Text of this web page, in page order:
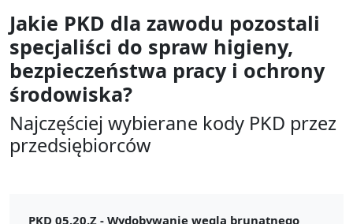
Jakie PKD dla zawodu pozostali
specjaliści do spraw higieny,
bezpieczeństwa pracy i ochrony
środowiska?
Najczęściej wybierane kody PKD przez
przedsiębiorców
PKD 05.20.Z - Wydobywanie węgla brunatnego